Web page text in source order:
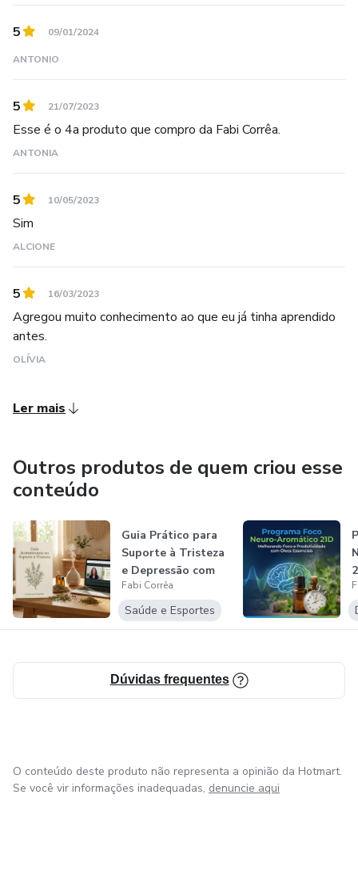
5 09/01/2024
ANTONIO
5 21/07/2023
Esse é o 4a produto que compro da Fabi Corrêa.
ANTONIA
5 10/05/2023
Sim
ALCIONE
5 16/03/2023
Agregou muito conhecimento ao que eu já tinha aprendido
antes.
OLÍVIA
Ler mais
Outros produtos de quem criou esse
conteúdo
Guia Prático para
Suporte à Tristeza
e Depressão com
Aromate...
Fabi Corrêa
Saúde e Esportes
Dúvidas frequentes
O conteúdo deste produto não representa a opinião da Hotmart.
Se você vir informações inadequadas, denuncie aqui